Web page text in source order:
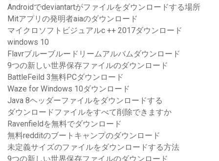
Androidでdeviantartがファイルをダウンロードする場所
Mitアプリの発明者aiaのダウンロード
マイクロソフトビジュアルc ++ 2017ダウンロード
windows 10
Flavrブルーブルードリームアルバムダウンロード
9つの新しい世界保存ファイルのダウンロード
BattleFeild 3無料PCダウンロード
Waze for Windows 10ダウンロード
Java 8ヘッダーファイルをダウンロードする
ダウンロードファイルをすべて削除できますか
Ravenfieldを無料でダウンロード
無料redditのブートキャンプのダウンロード
未定義サイズのファイルをダウンロードする方法
9つの新しい世界保存ファイルのダウンロード